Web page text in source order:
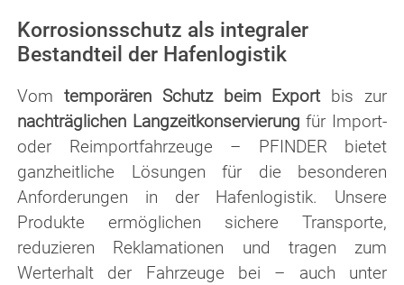
Korrosionsschutz als integraler
Bestandteil der Hafenlogistik
Vom temporären Schutz beim Exportbis zur
nachträglichen Langzeitkonservierung für Import-
oder Reimportfahrzeuge – PFINDER bietet
ganzheitliche Lösungen für die besonderen
Anforderungen in der Hafenlogistik. Unsere
Produkte ermöglichen sichere Transporte,
reduzieren Reklamationen und tragen zum
Werterhalt der Fahrzeuge bei – auch unter